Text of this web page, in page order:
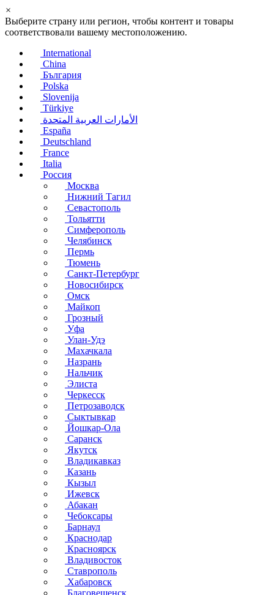
×
Выберите страну или регион, чтобы контент и товары
соответствовали вашему местоположению.
International
China
България
Polska
Slovenija
Türkiye
الأمارات العربية المتحدة
España
Deutschland
France
Italia
Россия
Москва
Нижний Тагил
Севастополь
Тольятти
Симферополь
Челябинск
Пермь
Тюмень
Санкт-Петербург
Новосибирск
Омск
Майкоп
Грозный
Уфа
Улан-Удэ
Махачкала
Назрань
Нальчик
Элиста
Черкесск
Петрозаводск
Сыктывкар
Йошкар-Ола
Саранск
Якутск
Владикавказ
Казань
Кызыл
Ижевск
Абакан
Чебоксары
Барнаул
Краснодар
Красноярск
Владивосток
Ставрополь
Хабаровск
Благовещенск